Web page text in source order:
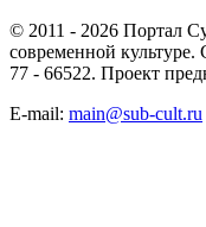
© 2011 - 2026 Портал
современной
77 - 66522. Проект
E-mail: main@sub-cult.ru